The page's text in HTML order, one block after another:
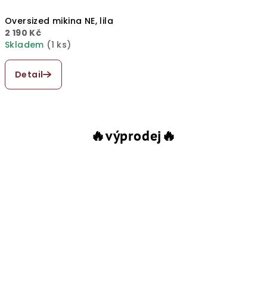
Oversized mikina NE, lila
2 190 Kč
Skladem (1 ks)
Detail
🔥výprodej🔥